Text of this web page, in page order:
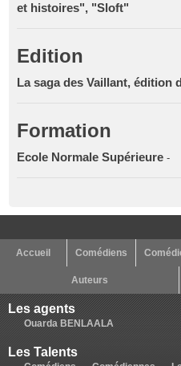
et histoires", "Sloft"
Edition
La saga des Vaillant, édition
Formation
Ecole Normale Supérieure -
Accueil Comédiens
Auteurs
Les agents
Ouarda BENLAALA
Les Talents